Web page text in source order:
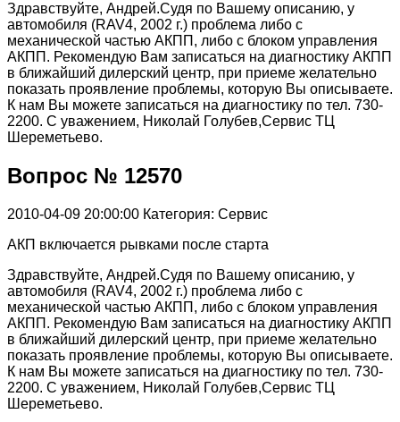
Здравствуйте, Андрей.Судя по Вашему описанию, у
автомобиля (RAV4, 2002 г.) проблема либо с
механической частью АКПП, либо с блоком управления
АКПП. Рекомендую Вам записаться на диагностику АКПП
в ближайший дилерский центр, при приеме желательно
показать проявление проблемы, которую Вы описываете.
К нам Вы можете записаться на диагностику по тел. 730-
2200. С уважением, Николай Голубев,Сервис ТЦ
Шереметьево.
Вопрос № 12570
2010-04-09 20:00:00 Категория: Сервис
АКП включается рывками после старта
Здравствуйте, Андрей.Судя по Вашему описанию, у
автомобиля (RAV4, 2002 г.) проблема либо с
механической частью АКПП, либо с блоком управления
АКПП. Рекомендую Вам записаться на диагностику АКПП
в ближайший дилерский центр, при приеме желательно
показать проявление проблемы, которую Вы описываете.
К нам Вы можете записаться на диагностику по тел. 730-
2200. С уважением, Николай Голубев,Сервис ТЦ
Шереметьево.